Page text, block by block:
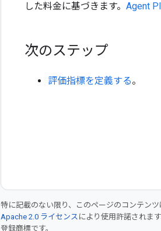
した料金に基づきます。 Agent
次のステップ
評価指標を定義する。
特に記載のない限り、このページのコンテンツ
Apache 2.0 ライセンス により使用許諾されま
登録商標です。